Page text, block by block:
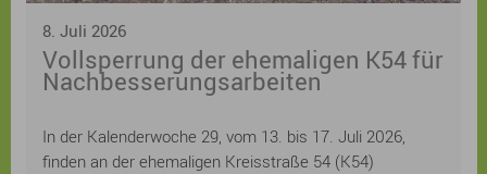
8. Juli 2026
Vollsperrung der ehemaligen K54 für
Nachbesserungsarbeiten
In der Kalenderwoche 29, vom 13. bis 17. Juli 2026,
finden an der ehemaligen Kreisstraße 54 (K54)